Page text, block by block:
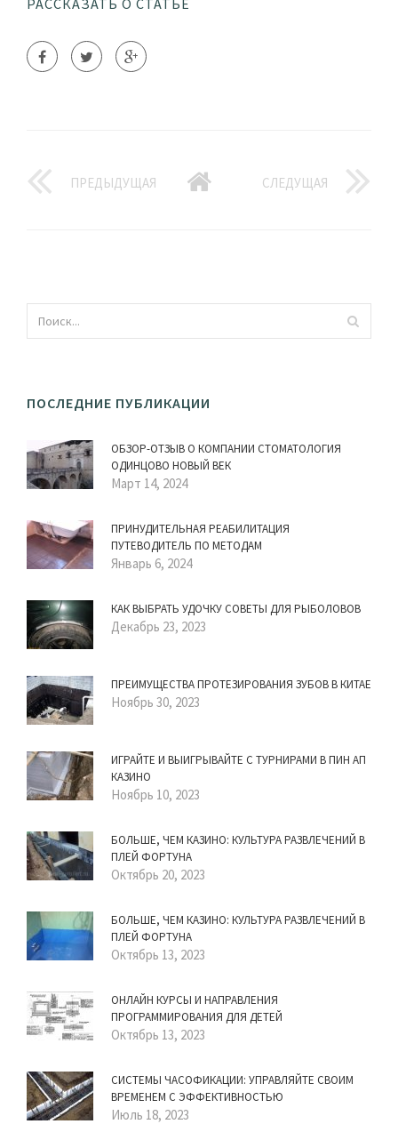
ПРЕДЫДУЩАЯ СЛЕДУЩАЯ
ПОСЛЕДНИЕ ПУБЛИКАЦИИ
ОБЗОР-ОТЗЫВ О КОМПАНИИ СТОМАТОЛОГИЯ
ОДИНЦОВО НОВЫЙ ВЕК
Март 14, 2024
ПРИНУДИТЕЛЬНАЯ РЕАБИЛИТАЦИЯ
ПУТЕВОДИТЕЛЬ ПО МЕТОДАМ
Январь 6, 2024
КАК ВЫБРАТЬ УДОЧКУ СОВЕТЫ ДЛЯ РЫБОЛОВОВ
Декабрь 23, 2023
ПРЕИМУЩЕСТВА ПРОТЕЗИРОВАНИЯ ЗУБОВ В КИТАЕ
Ноябрь 30, 2023
ИГРАЙТЕ И ВЫИГРЫВАЙТЕ С ТУРНИРАМИ В ПИН АП
КАЗИНО
Ноябрь 10, 2023
БОЛЬШЕ, ЧЕМ КАЗИНО: КУЛЬТУРА РАЗВЛЕЧЕНИЙ В
ПЛЕЙ ФОРТУНА
Октябрь 20, 2023
БОЛЬШЕ, ЧЕМ КАЗИНО: КУЛЬТУРА РАЗВЛЕЧЕНИЙ В
ПЛЕЙ ФОРТУНА
Октябрь 13, 2023
ОНЛАЙН КУРСЫ И НАПРАВЛЕНИЯ
ПРОГРАММИРОВАНИЯ ДЛЯ ДЕТЕЙ
Октябрь 13, 2023
СИСТЕМЫ ЧАСОФИКАЦИИ: УПРАВЛЯЙТЕ СВОИМ
ВРЕМЕНЕМ С ЭФФЕКТИВНОСТЬЮ
Июль 18, 2023